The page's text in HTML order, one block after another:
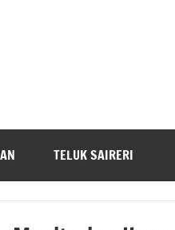
TELUK SAIRERI